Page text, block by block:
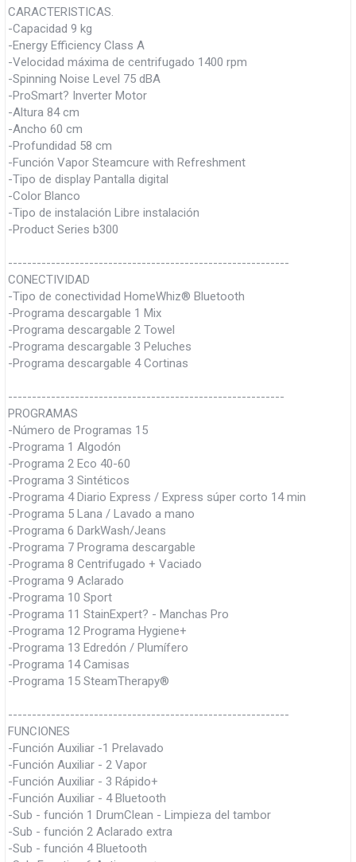
CARACTERISTICAS.
-Capacidad 9 kg
-Energy Efficiency Class A
-Velocidad máxima de centrifugado 1400 rpm
-Spinning Noise Level 75 dBA
-ProSmart? Inverter Motor
-Altura 84 cm
-Ancho 60 cm
-Profundidad 58 cm
-Función Vapor Steamcure with Refreshment
-Tipo de display Pantalla digital
-Color Blanco
-Tipo de instalación Libre instalación
-Product Series b300
-----------------------------------------------------------
CONECTIVIDAD
-Tipo de conectividad HomeWhiz® Bluetooth
-Programa descargable 1 Mix
-Programa descargable 2 Towel
-Programa descargable 3 Peluches
-Programa descargable 4 Cortinas
----------------------------------------------------------
PROGRAMAS
-Número de Programas 15
-Programa 1 Algodón
-Programa 2 Eco 40-60
-Programa 3 Sintéticos
-Programa 4 Diario Express / Express súper corto 14 min
-Programa 5 Lana / Lavado a mano
-Programa 6 DarkWash/Jeans
-Programa 7 Programa descargable
-Programa 8 Centrifugado + Vaciado
-Programa 9 Aclarado
-Programa 10 Sport
-Programa 11 StainExpert? - Manchas Pro
-Programa 12 Programa Hygiene+
-Programa 13 Edredón / Plumífero
-Programa 14 Camisas
-Programa 15 SteamTherapy®
-----------------------------------------------------------
FUNCIONES
-Función Auxiliar -1 Prelavado
-Función Auxiliar - 2 Vapor
-Función Auxiliar - 3 Rápido+
-Función Auxiliar - 4 Bluetooth
-Sub - función 1 DrumClean - Limpieza del tambor
-Sub - función 2 Aclarado extra
-Sub - función 4 Bluetooth